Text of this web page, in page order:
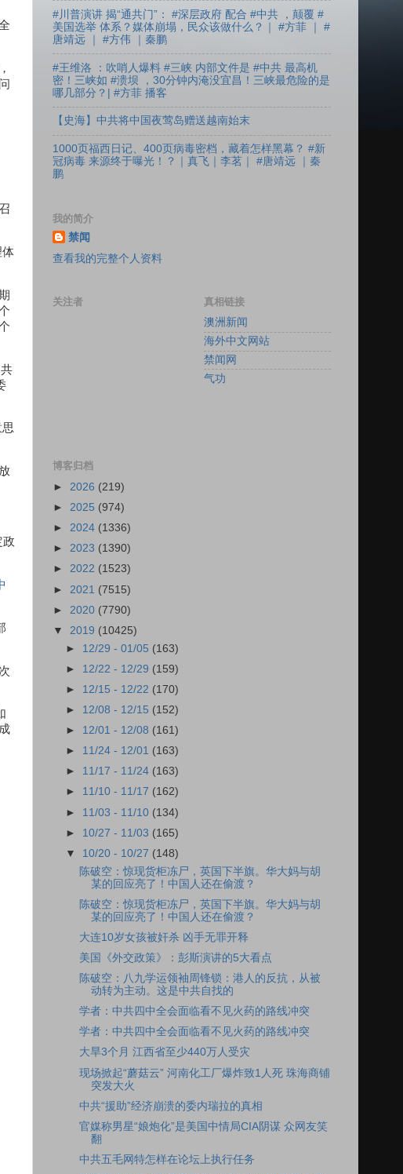
体
政
#川普演讲 揭“通共门”： #深层政府 配合 #中共 ，颠覆 #
美国选举 体系？媒体崩塌，民众该做什么？｜ #方菲 ｜ #
唐靖远 ｜ #方伟 ｜秦鹏
#王维洛 ：吹哨人爆料 #三峡 内部文件是 #中共 最高机
密！三峡如 #溃坝 ，30分钟内淹没宜昌！三峡最危险的是
哪几部分？| #方菲 播客
【史海】中共将中国夜莺岛赠送越南始末
1000页福西日记、400页病毒密档，藏着怎样黑幕？ #新
冠病毒 来源终于曝光！？｜真飞｜李茗｜ #唐靖远 ｜秦
鹏
我的简介
禁闻
查看我的完整个人资料
关注者
真相链接
澳洲新闻
海外中文网站
禁闻网
气功
博客归档
► 2026 (219)
► 2025 (974)
► 2024 (1336)
► 2023 (1390)
► 2022 (1523)
► 2021 (7515)
► 2020 (7790)
▼ 2019 (10425)
► 12/29 - 01/05 (163)
► 12/22 - 12/29 (159)
► 12/15 - 12/22 (170)
► 12/08 - 12/15 (152)
► 12/01 - 12/08 (161)
► 11/24 - 12/01 (163)
► 11/17 - 11/24 (163)
► 11/10 - 11/17 (162)
► 11/03 - 11/10 (134)
► 10/27 - 11/03 (165)
▼ 10/20 - 10/27 (148)
陈破空：惊现货柜冻尸，英国下半旗。华大妈与胡
某的回应亮了！中国人还在偷渡？
陈破空：惊现货柜冻尸，英国下半旗。华大妈与胡
某的回应亮了！中国人还在偷渡？
大连10岁女孩被奸杀 凶手无罪开释
美国《外交政策》：彭斯演讲的5大看点
陈破空：八九学运领袖周锋锁：港人的反抗，从被
动转为主动。这是中共自找的
学者：中共四中全会面临看不见火药的路线冲突
学者：中共四中全会面临看不见火药的路线冲突
大旱3个月 江西省至少440万人受灾
现场掀起“蘑菇云” 河南化工厂爆炸致1人死 珠海商铺
突发大火
中共“援助”经济崩溃的委内瑞拉的真相
官媒称男星“娘炮化”是美国中情局CIA阴谋 众网友笑
翻
中共五毛网特怎样在论坛上执行任务